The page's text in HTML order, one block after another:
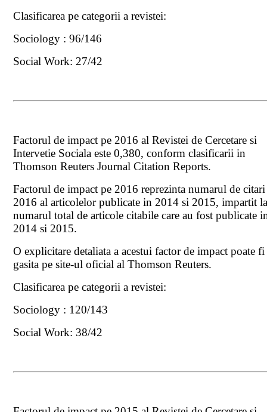
Clasificarea pe categorii a revistei:
Sociology : 96/146
Social Work: 27/42
Factorul de impact pe 2016 al Revistei de Cercetare si
Intervetie Sociala este 0,380, conform clasificarii in
Thomson Reuters Journal Citation Reports.
Factorul de impact pe 2016 reprezinta numarul de
2016 al articolelor publicate in 2014 si 2015, impartit
numarul total de articole citabile care au fost publicate
2014 si 2015.
O explicitare detaliata a acestui factor de impact poate fi
gasita pe site-ul oficial al Thomson Reuters.
Clasificarea pe categorii a revistei:
Sociology : 120/143
Social Work: 38/42